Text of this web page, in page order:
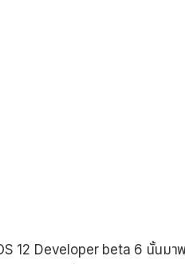
12 Developer beta 6 นั้นม